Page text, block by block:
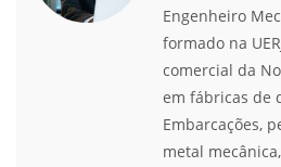
Engenheiro
formado na
comercial da
em fábricas de
Embarcações,
metal